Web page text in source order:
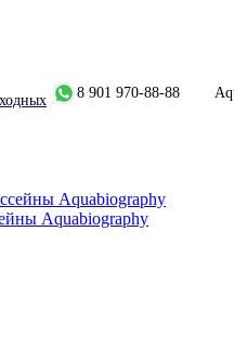
8 901 970-88-88
Aquabiography